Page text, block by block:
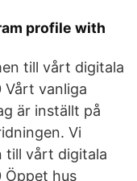
profile with
till vårt digitala
Vårt vanliga
är inställt på
Vi
till vårt digitala
Öppet hus